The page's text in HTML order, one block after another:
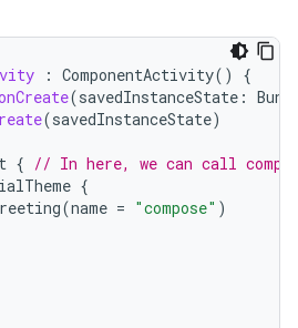
: ComponentActivity()
{
(savedInstanceState :
(savedInstanceState)
{ // In here, we can call
{
(name = "compose" )